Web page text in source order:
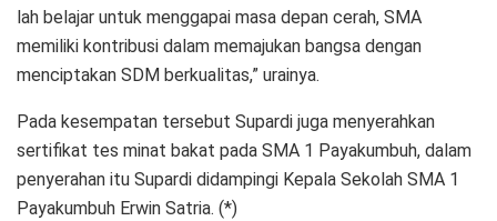
lah belajar untuk menggapai masa depan cerah, SMA
memiliki kontribusi dalam memajukan bangsa dengan
menciptakan SDM berkualitas,” urainya.
Pada kesempatan tersebut Supardi juga menyerahkan
sertifikat tes minat bakat pada SMA 1 Payakumbuh, dalam
penyerahan itu Supardi didampingi Kepala Sekolah SMA 1
Payakumbuh Erwin Satria. (*)